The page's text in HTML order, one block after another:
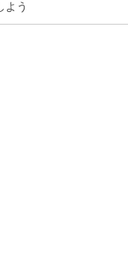
よう